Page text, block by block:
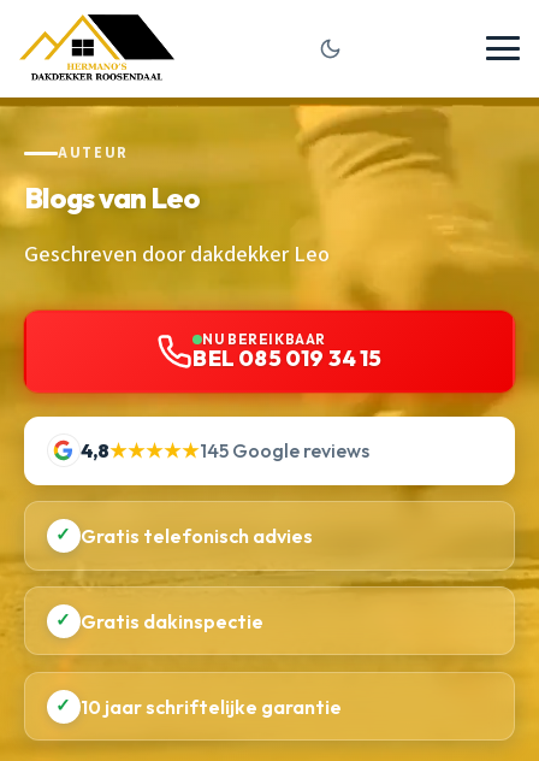
AUTEUR
Blogs van Leo
Geschreven door dakdekker Leo
NU BEREIKBAAR
BEL 085 019 34 15
4,8★★★★★145 Google reviews
✓ Gratis telefonisch advies
✓ Gratis dakinspectie
✓ 10 jaar schriftelijke garantie